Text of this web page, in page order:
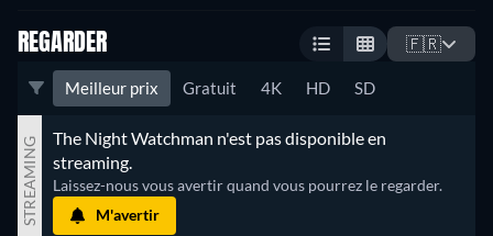
REGARDER 🇫🇷
Meilleur prix Gratuit 4K HD SD
STREAMING
The Night Watchman n'est pas disponible en
streaming.
Laissez-nous vous avertir quand vous pourrez le regarder.
M'avertir